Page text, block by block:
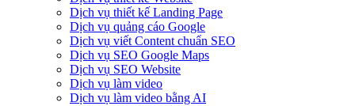
Dịch vụ thiết kế Landing Page
Dịch vụ quảng cáo Google
Dịch vụ viết Content chuẩn SEO
Dịch vụ SEO Google Maps
Dịch vụ SEO Website
Dịch vụ làm video
Dịch vụ làm video bằng AI